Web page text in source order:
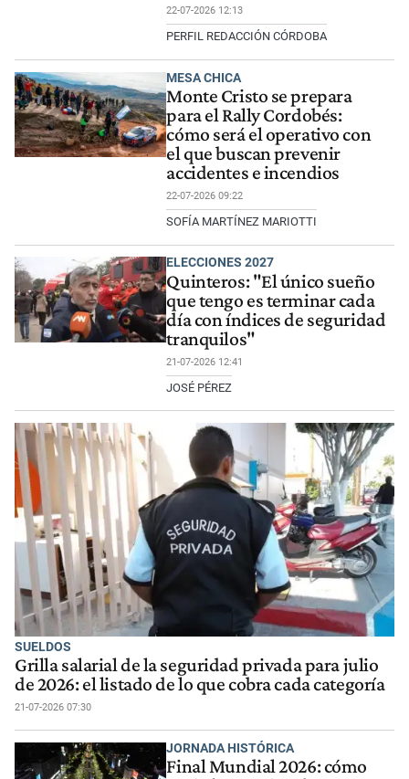
22-07-2026 12:13
PERFIL REDACCIÓN CÓRDOBA
MESA CHICA
Monte Cristo se prepara
para el Rally Cordobés:
cómo será el operativo con
el que buscan prevenir
accidentes e incendios
22-07-2026 09:22
SOFÍA MARTÍNEZ MARIOTTI
ELECCIONES 2027
Quinteros: "El único sueño
que tengo es terminar cada
día con índices de seguridad
tranquilos"
21-07-2026 12:41
JOSÉ PÉREZ
SUELDOS
Grilla salarial de la seguridad privada para julio
de 2026: el listado de lo que cobra cada categoría
21-07-2026 07:30
JORNADA HISTÓRICA
Final Mundial 2026: cómo